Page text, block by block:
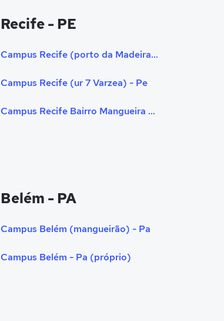
Recife - PE
Campus Recife (porto da Madeira) - Pe
Campus Recife (ur 7 Varzea) - Pe
Campus Recife Bairro Mangueira - Pe
Belém - PA
Campus Belém (mangueirão) - Pa
Campus Belém - Pa (próprio)